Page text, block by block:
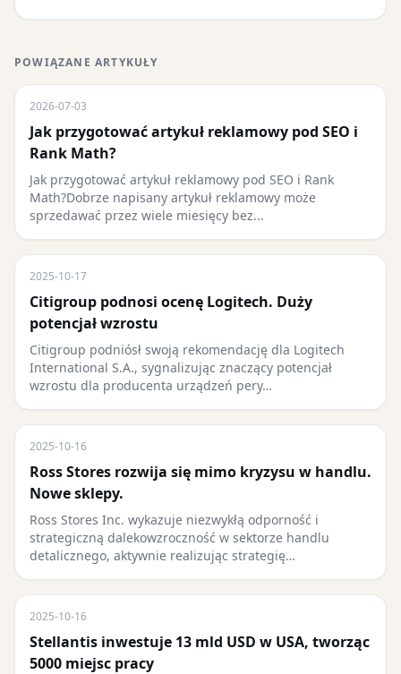
POWIĄZANE ARTYKUŁY
2026-07-03
Jak przygotować artykuł reklamowy pod SEO i
Rank Math?
Jak przygotować artykuł reklamowy pod SEO i Rank
Math?Dobrze napisany artykuł reklamowy może
sprzedawać przez wiele miesięcy bez...
2025-10-17
Citigroup podnosi ocenę Logitech. Duży
potencjał wzrostu
Citigroup podniósł swoją rekomendację dla Logitech
International S.A., sygnalizując znaczący potencjał
wzrostu dla producenta urządzeń pery…
2025-10-16
Ross Stores rozwija się mimo kryzysu w handlu.
Nowe sklepy.
Ross Stores Inc. wykazuje niezwykłą odporność i
strategiczną dalekowzroczność w sektorze handlu
detalicznego, aktywnie realizując strategię…
2025-10-16
Stellantis inwestuje 13 mld USD w USA, tworząc
5000 miejsc pracy